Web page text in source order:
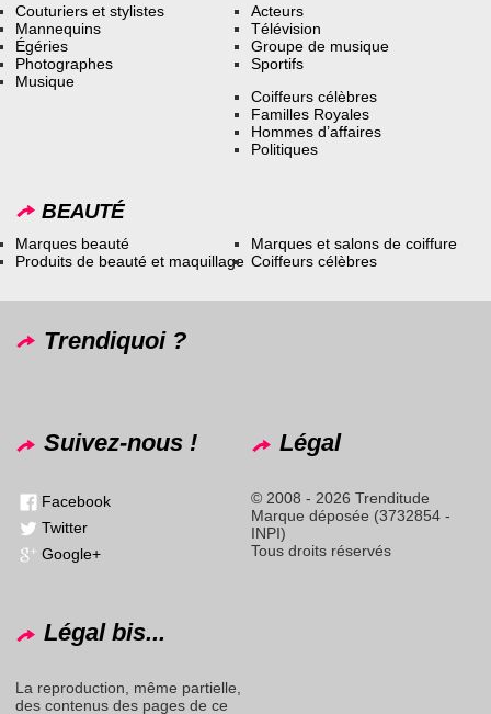
Couturiers et stylistes
Mannequins
Égéries
Photographes
Musique
Acteurs
Télévision
Groupe de musique
Sportifs
Coiffeurs célèbres
Familles Royales
Hommes d’affaires
Politiques
BEAUTÉ
Marques beauté
Produits de beauté et maquillage
Marques et salons de coiffure
Coiffeurs célèbres
Trendiquoi ?
Suivez-nous !
Facebook
Twitter
Google+
Légal
© 2008 - 2026 Trenditude
Marque déposée (3732854 -
INPI)
Tous droits réservés
Légal bis...
La reproduction, même partielle,
des contenus des pages de ce